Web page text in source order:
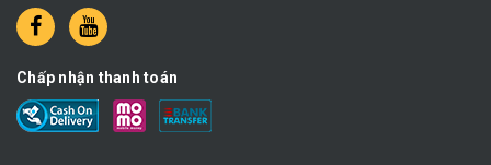
Chấp nhận thanh toán